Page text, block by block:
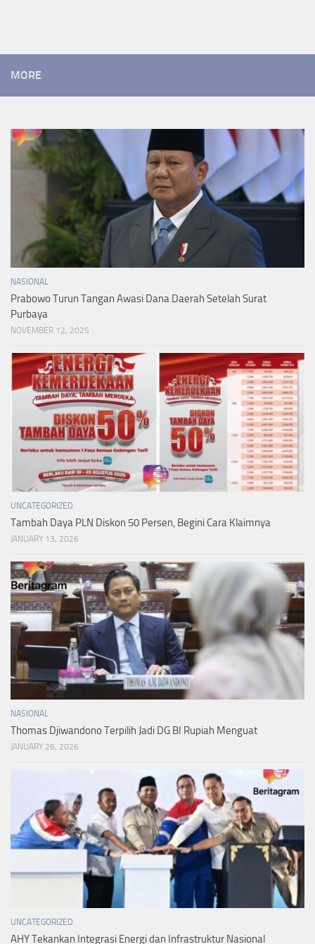
MORE
NASIONAL
Prabowo Turun Tangan Awasi Dana Daerah Setelah Surat
Purbaya
NOVEMBER 12, 2025
UNCATEGORIZED
Tambah Daya PLN Diskon 50 Persen, Begini Cara Klaimnya
JANUARY 13, 2026
NASIONAL
Thomas Djiwandono Terpilih Jadi DG BI Rupiah Menguat
JANUARY 26, 2026
UNCATEGORIZED
AHY Tekankan Integrasi Energi dan Infrastruktur Nasional